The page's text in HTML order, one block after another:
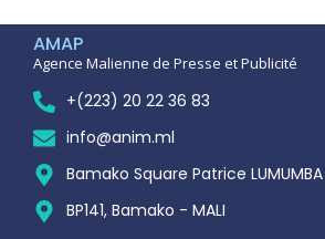
AMAP
Agence Malienne de Presse et Publicité
+(223) 20 22 36 83
info@anim.ml
Bamako Square Patrice LUMUMBA
BP141, Bamako - MALI